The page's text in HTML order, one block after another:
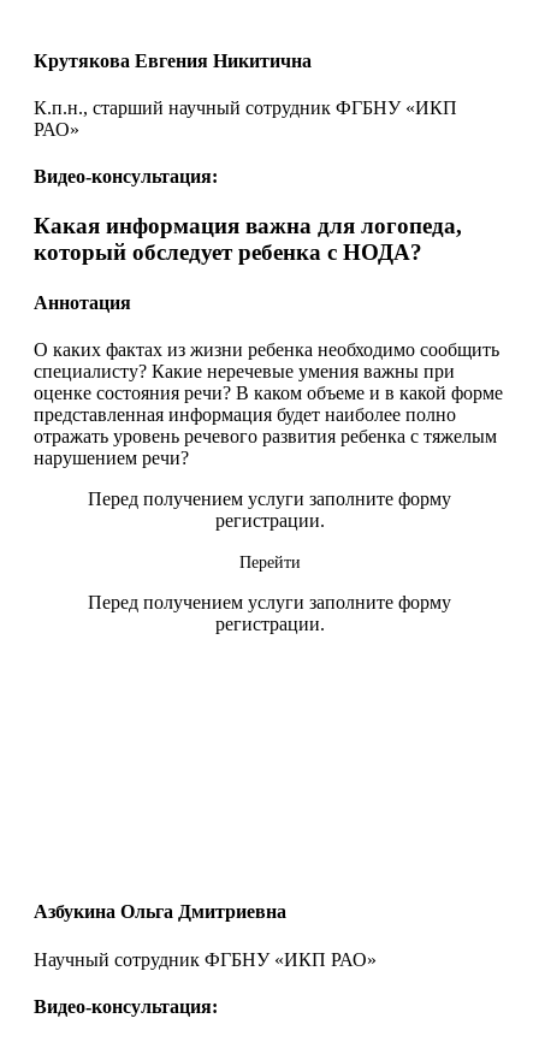
Крутякова Евгения Никитична
К.п.н., старший научный сотрудник ФГБНУ «ИКП
РАО»
Видео-консультация:
Какая информация важна для логопеда,
который обследует ребенка с НОДА?
Аннотация
О каких фактах из жизни ребенка необходимо сообщить
специалисту? Какие неречевые умения важны при
оценке состояния речи? В каком объеме и в какой форме
представленная информация будет наиболее полно
отражать уровень речевого развития ребенка с тяжелым
нарушением речи?
Перед получением услуги заполните форму
регистрации.
Перейти
Перед получением услуги заполните форму
регистрации.
Азбукина Ольга Дмитриевна
Научный сотрудник ФГБНУ «ИКП РАО»
Видео-консультация: